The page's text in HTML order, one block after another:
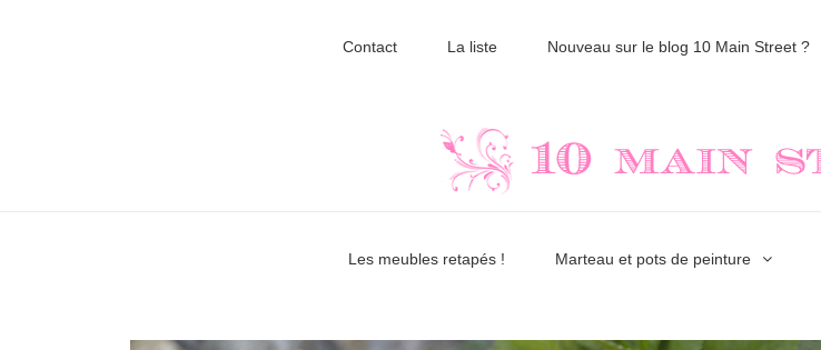
Contact La liste Nouveau sur le blog 10 Main Street ?
Les meubles retapés ! Marteau et pots de peinture